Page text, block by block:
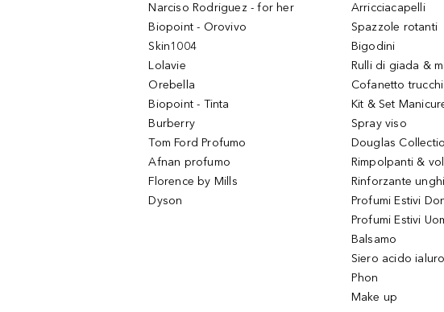
Narciso Rodriguez - for her
Biopoint - Orovivo
Skin1004
Lolavie
Orebella
Biopoint - Tinta
Burberry
Tom Ford Profumo
Afnan profumo
Florence by Mills
Dyson
Arricciacapelli
Spazzole rotanti
Bigodini
Rulli di giada &
Cofanetto trucchi
Kit & Set
Spray viso
Douglas
Rimpolpanti &
Rinforzante
Profumi Estivi
Profumi Estivi
Balsamo
Siero acido
Phon
Make up